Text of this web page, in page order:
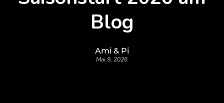
Blog
Ami & Pi
Mai 9, 2026